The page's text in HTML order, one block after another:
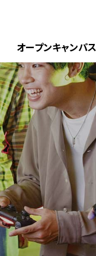
オープンキャンパス